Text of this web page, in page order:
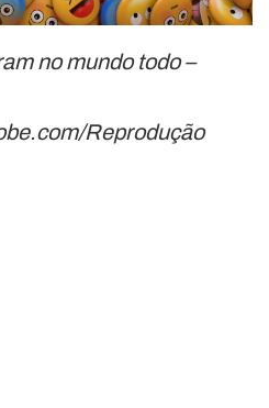
no mundo todo –
Reprodução